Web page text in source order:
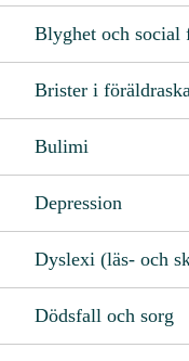
Blyghet och social
Brister i
Bulimi
Depression
Dyslexi (läs- och
Dödsfall och sorg